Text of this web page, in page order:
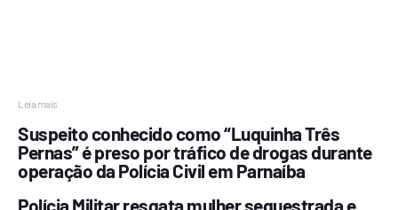
Leia mais
Suspeito conhecido como “Luquinha Três
Pernas” é preso por tráfico de drogas durante
operação da Polícia Civil em Parnaíba
Polícia Militar resgata mulher sequestrada e